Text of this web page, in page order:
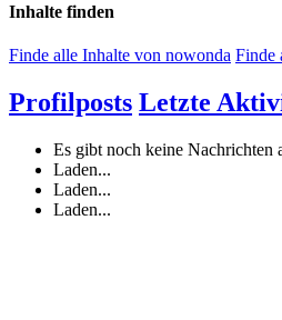
Inhalte finden
Finde alle Inhalte von nowonda Finde
Profilposts Letzte
Es gibt noch keine Nachrichten
Laden...
Laden...
Laden...